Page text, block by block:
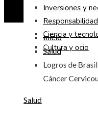
Inversiones y
Ciencia y
Cultura y ocio
Inicio
Salud
Logros de
Cáncer
Salud